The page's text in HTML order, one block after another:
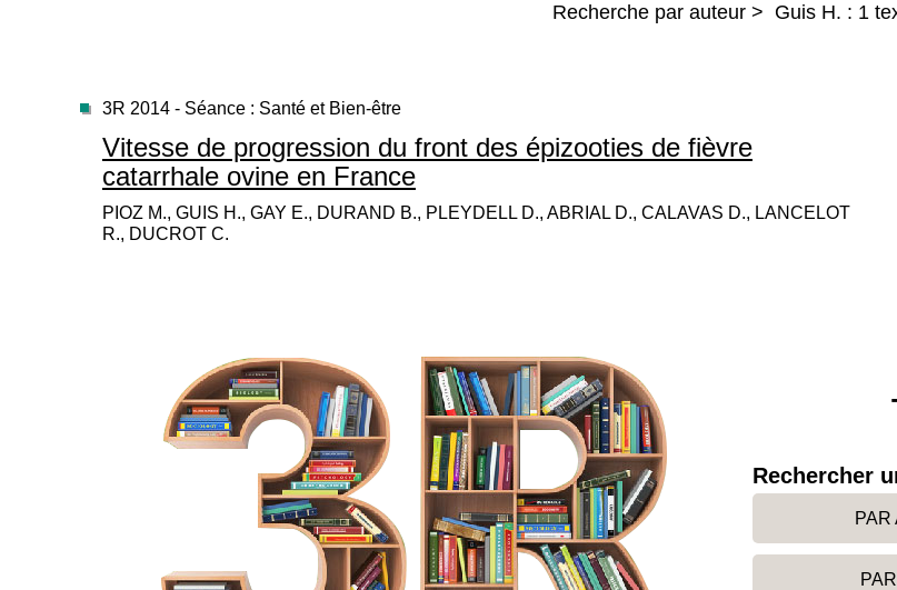
Recherche par auteur > Guis H. : 1
3R 2014 - Séance : Santé et Bien-être
Vitesse de progression du front des épizooties de fièvre
catarrhale ovine en France
PIOZ M., GUIS H., GAY E., DURAND B., PLEYDELL D., ABRIAL D., CALAVAS D., LANCELOT
R., DUCROT C.
Rechercher
PAR